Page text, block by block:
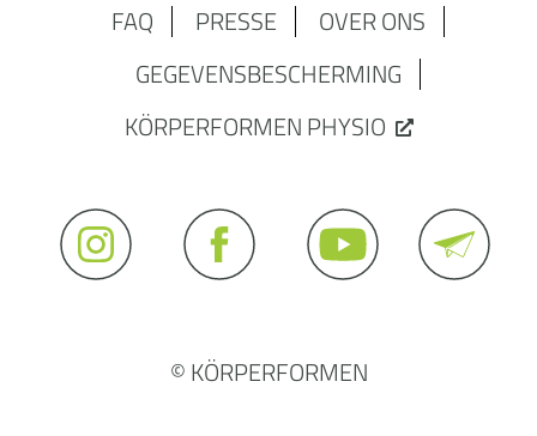
FAQ PRESSE
OVER ONS
GEGEVENSBESCHERMING
KÖRPERFORMEN PHYSIO
© KÖRPERFORMEN